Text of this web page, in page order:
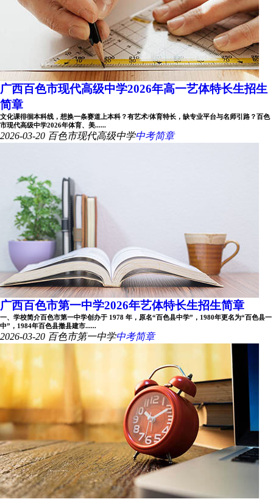
广西百色市现代高级中学2026年高一艺体特长生招生
简章
文化课徘徊本科线，想换一条赛道上本科？有艺术/体育特长，缺专业平台与名师引路？百色
市现代高级中学2026年体育、美......
2026-03-20 百色市现代高级中学中考简章
广西百色市第一中学2026年艺体特长生招生简章
一、学校简介百色市第一中学创办于 1978 年，原名“百色县中学”，1980年更名为“百色县一
中”，1984年百色县撤县建市......
2026-03-20 百色市第一中学中考简章